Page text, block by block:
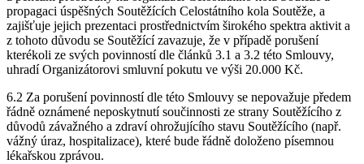
propagaci úspěšných Soutěžících Celostátního kola Soutěže, a
zajišťuje jejich prezentaci prostřednictvím širokého spektra aktivit a
z tohoto důvodu se Soutěžící zavazuje, že v případě porušení
kterékoli ze svých povinností dle článků 3.1 a 3.2 této Smlouvy,
uhradí Organizátorovi smluvní pokutu ve výši 20.000 Kč.
6.2 Za porušení povinností dle této Smlouvy se nepovažuje předem
řádně oznámené neposkytnutí součinnosti ze strany Soutěžícího z
důvodů závažného a zdraví ohrožujícího stavu Soutěžícího (např.
vážný úraz, hospitalizace), které bude řádně doloženo písemnou
lékařskou zprávou.